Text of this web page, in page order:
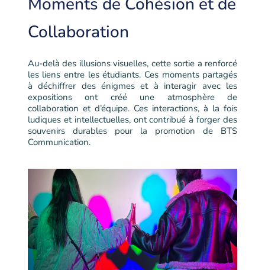
Collaboration
Au-delà des illusions visuelles, cette sortie a renforcé
les liens entre les étudiants. Ces moments partagés
à déchiffrer des énigmes et à interagir avec les
expositions ont créé une atmosphère de
collaboration et d’équipe. Ces interactions, à la fois
ludiques et intellectuelles, ont contribué à forger des
souvenirs durables pour la promotion de BTS
Communication.